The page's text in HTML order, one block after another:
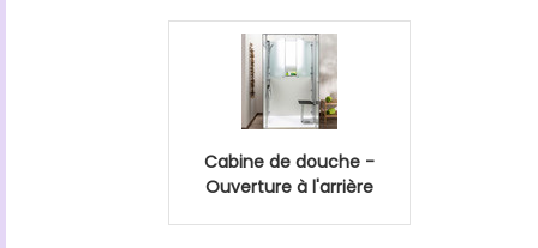
Cabine de douche -
Ouverture à l'arrière